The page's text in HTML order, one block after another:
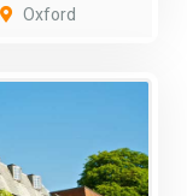
Oxford